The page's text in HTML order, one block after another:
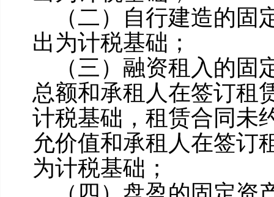
（二）自行建造的
出为计税基础；
（三）融资租入的
总额和承租人在签订租
计税基础，租赁合同未
允价值和承租人在签订
为计税基础；